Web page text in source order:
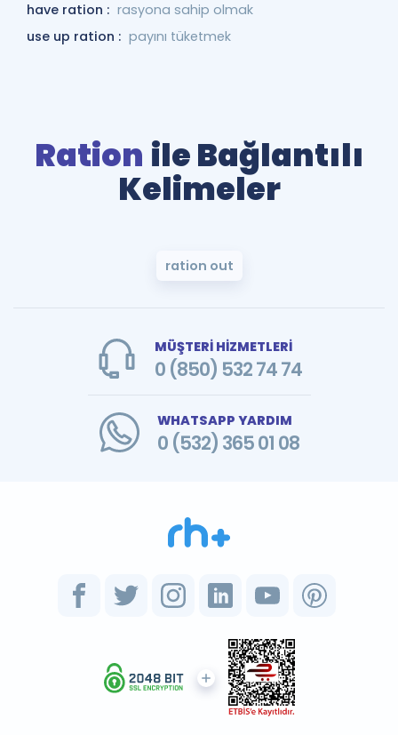
have ration : rasyona sahip olmak
use up ration : payını tüketmek
Ration ile Bağlantılı
Kelimeler
ration out
MÜŞTERİ HİZMETLERİ
0 (850) 532 74 74
WHATSAPP YARDIM
0 (532) 365 01 08